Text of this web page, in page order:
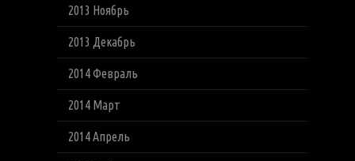
2013 Ноябрь
2013 Декабрь
2014 Февраль
2014 Март
2014 Апрель